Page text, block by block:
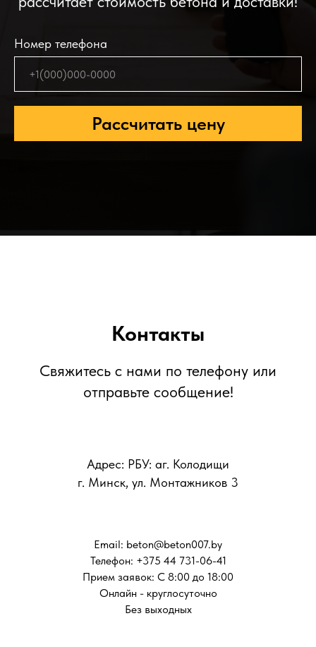
Номер телефона
Рассчитать цену
Контакты
Свяжитесь с нами по телефону или
отправьте сообщение!
Адрес: РБУ: аг. Колодищи
г. Минск, ул. Монтажников 3
Email: beton@beton007.by
Телефон: +375 44 731-06-41
Прием заявок: С 8:00 до 18:00
Онлайн - круглосуточно
Без выходных